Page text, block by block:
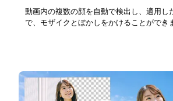
動画内の複数の顔を自動で検出し、適用し
で、モザイクとぼかしをかけることができ